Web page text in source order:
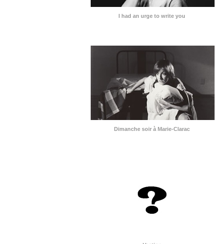
I had an urge to write you
Dimanche soir à Marie-Clarac